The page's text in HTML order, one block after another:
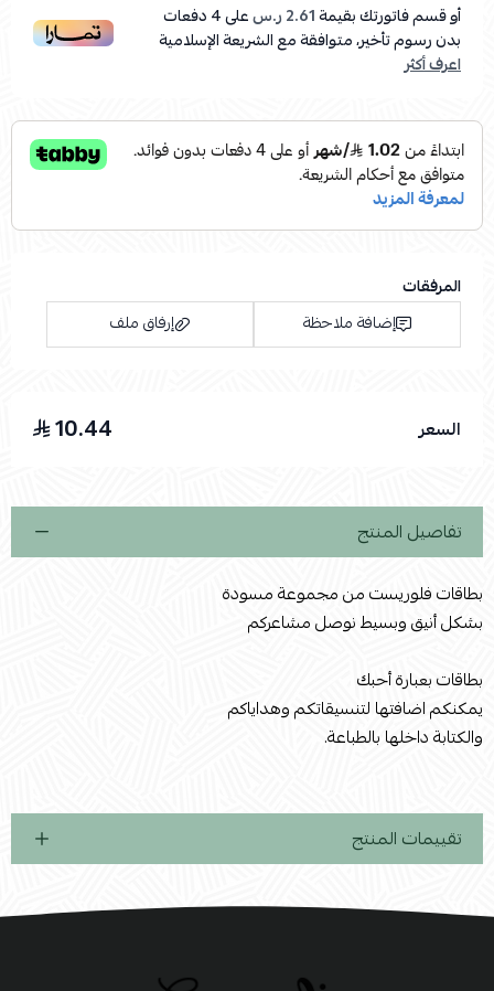
أو قسم فاتورتك بقيمة2.61 ر.س على4دفعات
بدون رسوم تأخير، متوافقة مع الشريعة الإسلامية
اعرف أكثر
المرفقات
إضافة ملاحظة
إرفاق ملف
السعر 10.44
تفاصيل المنتج
بطاقات فلوريست من مجموعة مسودة
بشكل أنيق وبسيط نوصل مشاعركم
بطاقات بعبارة أحبك
يمكنكم اضافتها لتنسيقاتكم وهداياكم
والكتابة داخلها بالطباعة.
تقييمات المنتج